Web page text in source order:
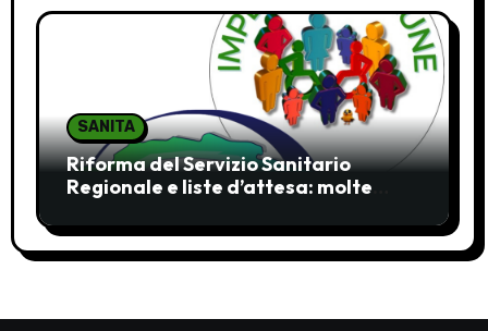
SANITA
Riforma del Servizio Sanitario
Regionale e liste d’attesa: molte